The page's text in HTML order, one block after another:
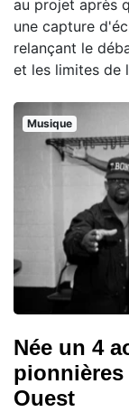
au projet après
une capture
relançant le
et les limites de
Musique
Née un 4
Ouest